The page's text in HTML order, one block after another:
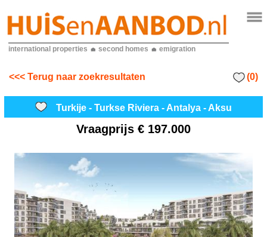
international properties second homes emigration
<<< Terug naar zoekresultaten (0)
Turkije - Turkse Riviera - Antalya - Aksu
Vraagprijs € 197.000